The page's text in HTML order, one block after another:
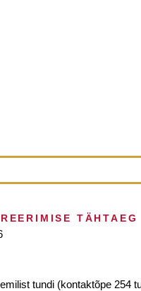
TÄHTAEG
tundi (kontaktõpe 254